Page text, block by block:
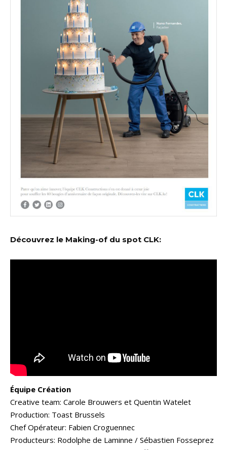
Découvrez le Making-of du spot CLK:
Équipe Création
Creative team: Carole Brouwers et Quentin Watelet
Production: Toast Brussels
Chef Opérateur: Fabien Croguennec
Producteurs: Rodolphe de Laminne / Sébastien Fosseprez